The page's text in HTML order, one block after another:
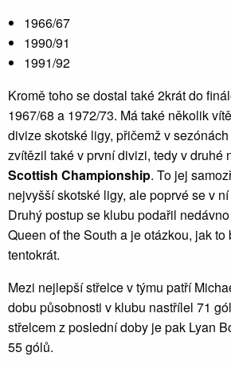
1966/67
1990/91
1991/92
Kromě toho se dostal také 2krát do
1967/68 a 1972/73. Má také několik
divize skotské ligy, přičemž v
zvítězil také v první divizi, tedy v druhé
Scottish Championship. To jej
nejvyšší skotské ligy, ale poprvé se v
Druhý postup se klubu podařil
Queen of the South a je otázkou, jak
tentokrát.
Mezi nejlepší střelce v týmu patří
dobu působnosti v klubu nastřílel 71
střelcem z poslední doby je pak Lyan
55 gólů.